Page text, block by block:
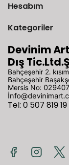
Hesabım
Kategoriler
Devinim
Dış
Bahçeşehir 2.
Bahçeşehir
Mersis No:
İ
Tel: 0 507 819